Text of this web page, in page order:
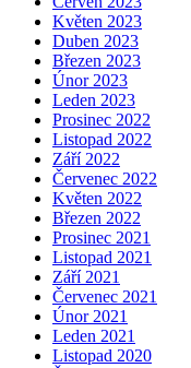
Květen 2023
Duben 2023
Březen 2023
Únor 2023
Leden 2023
Prosinec 2022
Listopad 2022
Září 2022
Červenec 2022
Květen 2022
Březen 2022
Prosinec 2021
Listopad 2021
Září 2021
Červenec 2021
Únor 2021
Leden 2021
Listopad 2020